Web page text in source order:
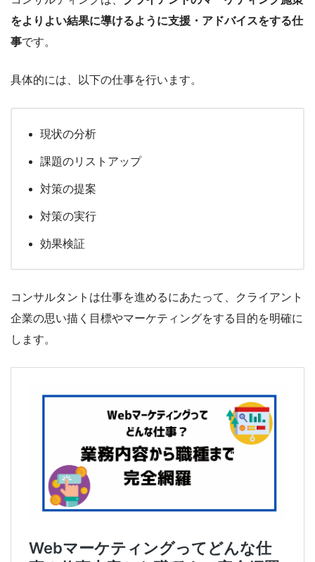
をよりよい結果に導けるように支援・アドバイスをする仕
事です。
具体的には、以下の仕事を行います。
現状の分析
課題のリストアップ
対策の提案
対策の実行
効果検証
コンサルタントは仕事を進めるにあたって、クライアント
企業の思い描く目標やマーケティングをする目的を明確に
します。